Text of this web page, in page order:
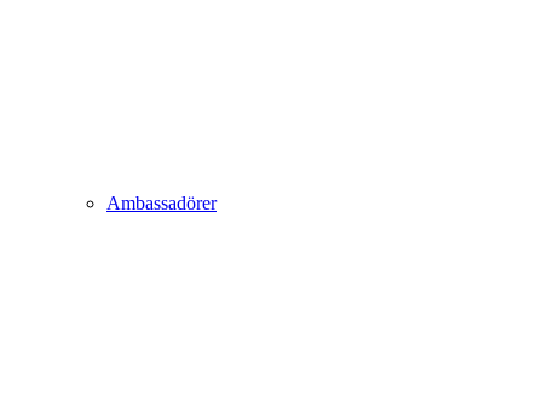
Ambassadörer